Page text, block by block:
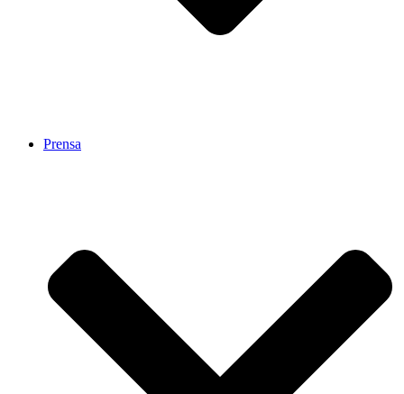
Prensa